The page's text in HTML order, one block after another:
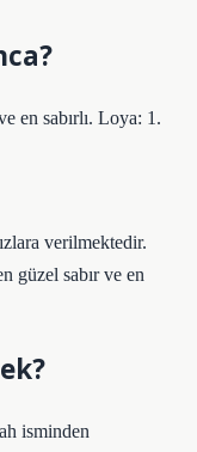
en sabırlı. Loya: 1.
verilmektedir.
güzel sabır ve en
isminden